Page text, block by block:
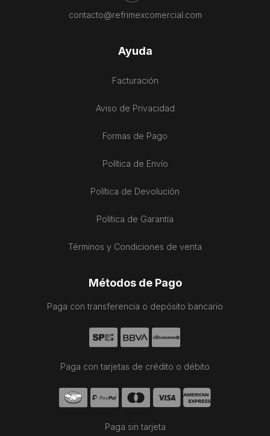
contacto@refrimexcomercial.com
Ayuda
Facturación
Aviso de Privacidad
Formas de Pago
Política de Envío
Política de Devolución
Política de Garantía
Términos y Condiciones de venta
Métodos de Pago
Paga con transferencia o depósito bancario
Paga con tarjetas de crédito o débito
Paga sin tarjeta